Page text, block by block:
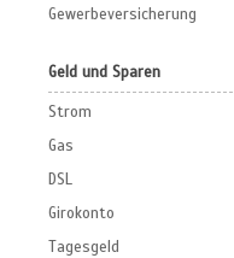
Gewerbeversicherung
Geld und Sparen
Strom
Gas
DSL
Girokonto
Tagesgeld